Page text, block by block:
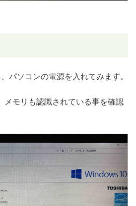
パソコンの電源を入れてみます。
メモリも認識されている事を確認